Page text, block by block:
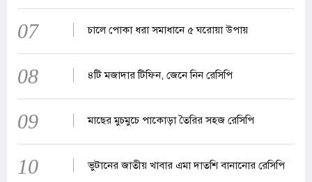
07 চালে পোকা ধরা সমাধানে ৫ ঘরোয়া উপায়
08 ৪টি মজাদার টিফিন, জেনে নিন রেসিপি
09 মাছের মুচমুচে পাকোড়া তৈরির সহজ রেসিপি
10 ভুটানের জাতীয় খাবার এমা দাতশি বানানোর রেসিপি